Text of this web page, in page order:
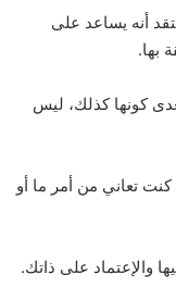
أنه يساعد على
بها.
كونها كذلك، ليس
تعاني من أمر ما أو
والإعتماد على ذاتك.